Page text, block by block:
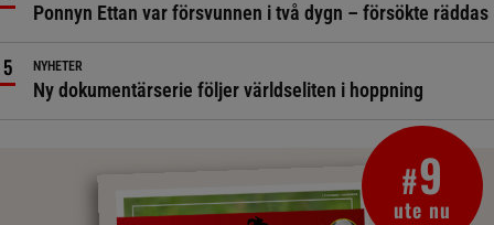
Ponnyn Ettan var försvunnen i två dygn – försökte räddas
NYHETER
Ny dokumentärserie följer världseliten i hoppning
#9
ute nu